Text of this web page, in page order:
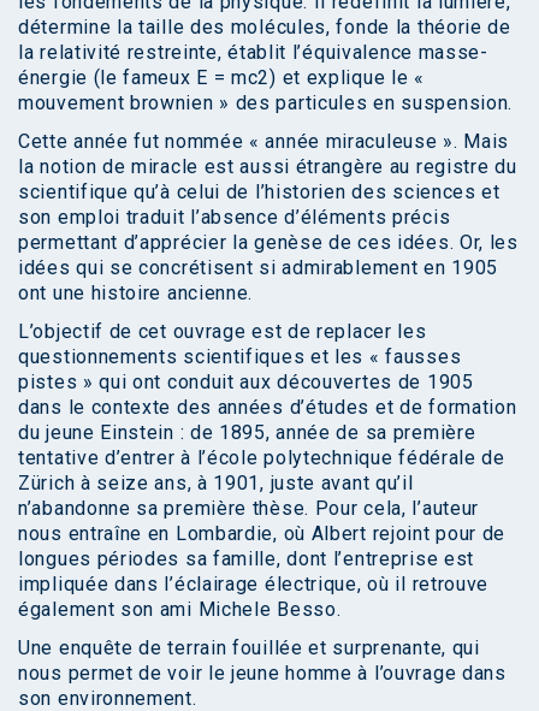
détermine la taille des molécules, fonde la théorie de
la relativité restreinte, établit l’équivalence masse-
énergie (le fameux E = mc2) et explique le «
mouvement brownien » des particules en suspension.
Cette année fut nommée « année miraculeuse ». Mais
la notion de miracle est aussi étrangère au registre du
scientifique qu’à celui de l’historien des sciences et
son emploi traduit l’absence d’éléments précis
permettant d’apprécier la genèse de ces idées. Or, les
idées qui se concrétisent si admirablement en 1905
ont une histoire ancienne.
L’objectif de cet ouvrage est de replacer les
questionnements scientifiques et les « fausses
pistes » qui ont conduit aux découvertes de 1905
dans le contexte des années d’études et de formation
du jeune Einstein : de 1895, année de sa première
tentative d’entrer à l’école polytechnique fédérale de
Zürich à seize ans, à 1901, juste avant qu’il
n’abandonne sa première thèse. Pour cela, l’auteur
nous entraîne en Lombardie, où Albert rejoint pour de
longues périodes sa famille, dont l’entreprise est
impliquée dans l’éclairage électrique, où il retrouve
également son ami Michele Besso.
Une enquête de terrain fouillée et surprenante, qui
nous permet de voir le jeune homme à l’ouvrage dans
son environnement.